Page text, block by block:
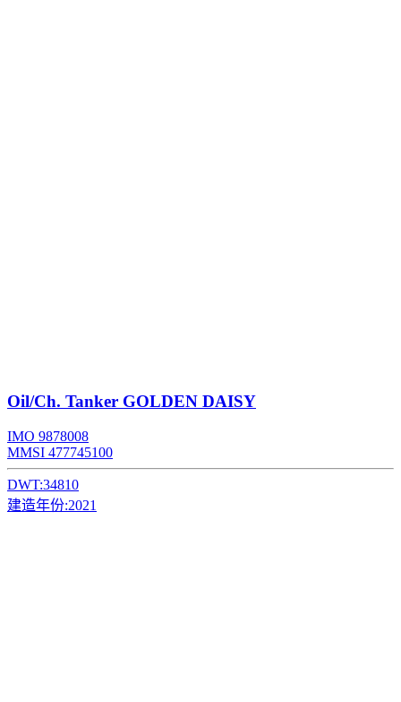
Oil/Ch. Tanker GOLDEN DAISY
IMO 9878008
MMSI 477745100
DWT:34810
建造年份:2021